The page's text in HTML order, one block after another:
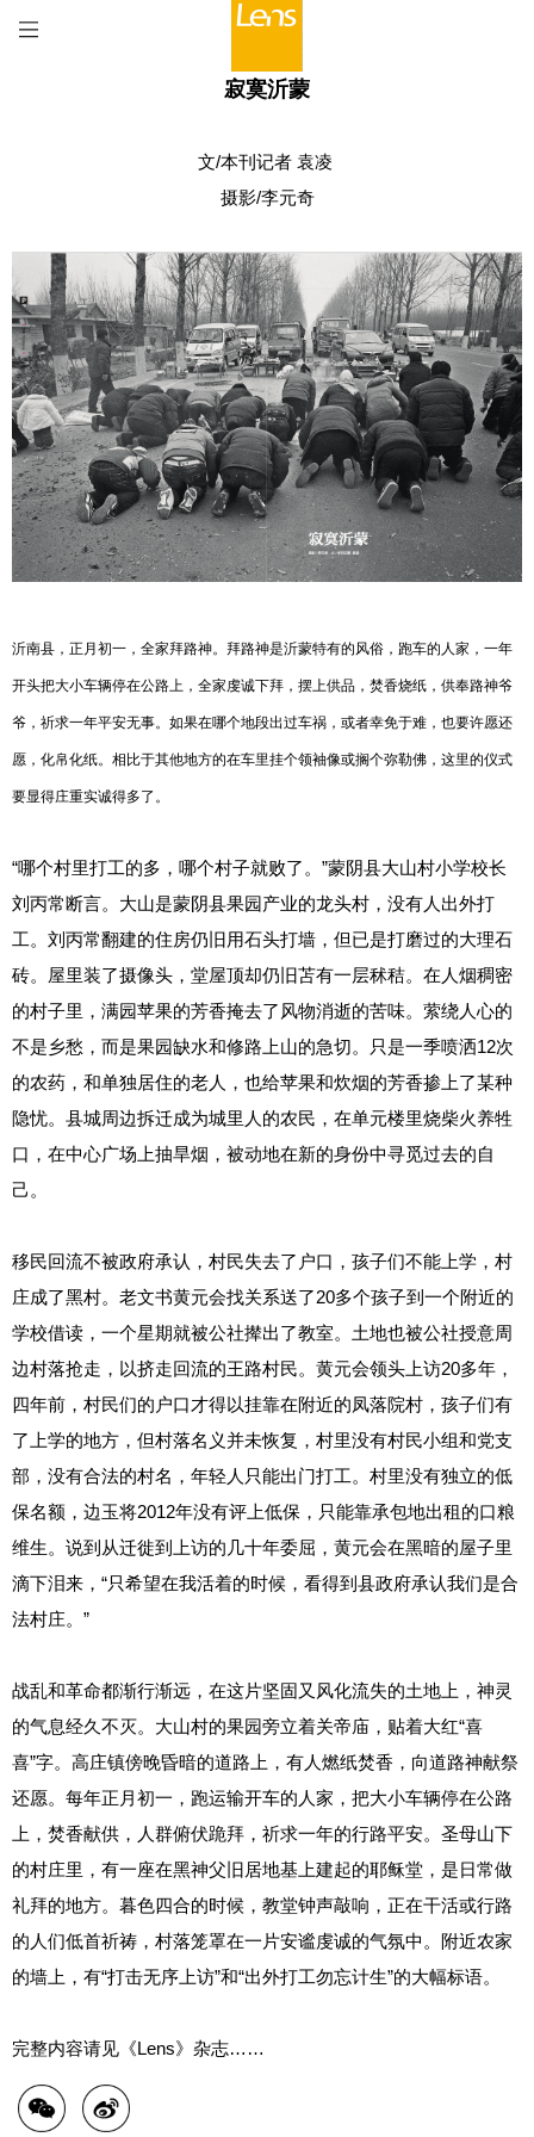
寂寞沂蒙
文/本刊记者 袁凌
摄影/李元奇
沂南县，正月初一，全家拜路神。拜路神是沂蒙特有的风俗，跑车的人家，一年
开头把大小车辆停在公路上，全家虔诚下拜，摆上供品，焚香烧纸，供奉路神爷
爷，祈求一年平安无事。如果在哪个地段出过车祸，或者幸免于难，也要许愿还
愿，化帛化纸。相比于其他地方的在车里挂个领袖像或搁个弥勒佛，这里的仪式
要显得庄重实诚得多了。
“哪个村里打工的多，哪个村子就败了。”蒙阴县大山村小学校长
刘丙常断言。大山是蒙阴县果园产业的龙头村，没有人出外打
工。刘丙常翻建的住房仍旧用石头打墙，但已是打磨过的大理石
砖。屋里装了摄像头，堂屋顶却仍旧苫有一层秫秸。在人烟稠密
的村子里，满园苹果的芳香掩去了风物消逝的苦味。萦绕人心的
不是乡愁，而是果园缺水和修路上山的急切。只是一季喷洒12次
的农药，和单独居住的老人，也给苹果和炊烟的芳香掺上了某种
隐忧。县城周边拆迁成为城里人的农民，在单元楼里烧柴火养牲
口，在中心广场上抽旱烟，被动地在新的身份中寻觅过去的自
己。
移民回流不被政府承认，村民失去了户口，孩子们不能上学，村
庄成了黑村。老文书黄元会找关系送了20多个孩子到一个附近的
学校借读，一个星期就被公社撵出了教室。土地也被公社授意周
边村落抢走，以挤走回流的王路村民。黄元会领头上访20多年，
四年前，村民们的户口才得以挂靠在附近的凤落院村，孩子们有
了上学的地方，但村落名义并未恢复，村里没有村民小组和党支
部，没有合法的村名，年轻人只能出门打工。村里没有独立的低
保名额，边玉将2012年没有评上低保，只能靠承包地出租的口粮
维生。说到从迁徙到上访的几十年委屈，黄元会在黑暗的屋子里
滴下泪来，“只希望在我活着的时候，看得到县政府承认我们是合
法村庄。”
战乱和革命都渐行渐远，在这片坚固又风化流失的土地上，神灵
的气息经久不灭。大山村的果园旁立着关帝庙，贴着大红“喜
喜”字。高庄镇傍晚昏暗的道路上，有人燃纸焚香，向道路神献祭
还愿。每年正月初一，跑运输开车的人家，把大小车辆停在公路
上，焚香献供，人群俯伏跪拜，祈求一年的行路平安。圣母山下
的村庄里，有一座在黑神父旧居地基上建起的耶稣堂，是日常做
礼拜的地方。暮色四合的时候，教堂钟声敲响，正在干活或行路
的人们低首祈祷，村落笼罩在一片安谧虔诚的气氛中。附近农家
的墙上，有“打击无序上访”和“出外打工勿忘计生”的大幅标语。
完整内容请见《Lens》杂志……